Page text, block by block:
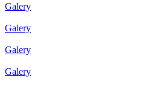
Galery
Galery
Galery
Galery